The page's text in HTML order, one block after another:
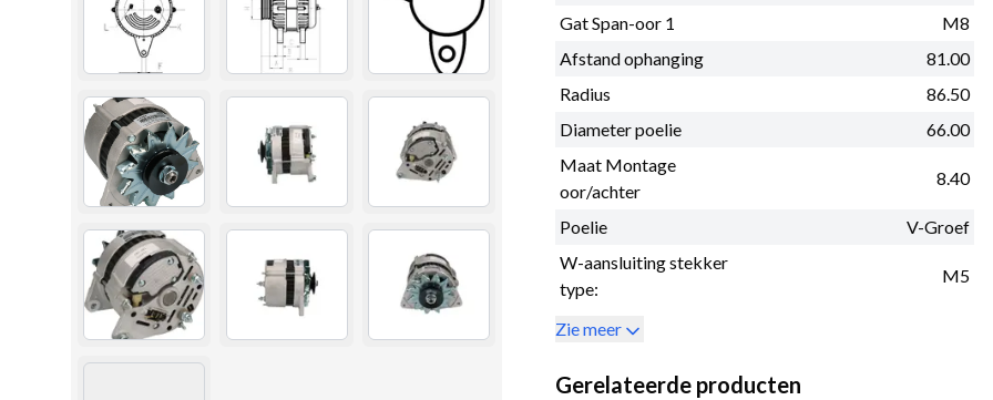
Gat Span-oor 1
M8
Afstand ophanging
81.00
Radius
86.50
Diameter poelie
66.00
Maat Montage
oor/achter
8.40
Poelie
V-Groef
W-aansluiting stekker
type:
M5
Zie meer
Gerelateerde producten